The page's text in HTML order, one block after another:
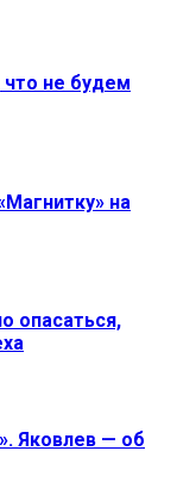
не будем
на
опасаться,
Яковлев — об